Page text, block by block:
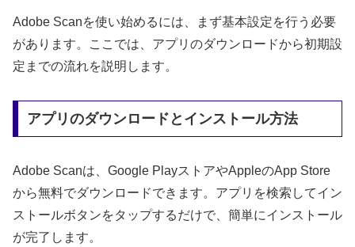
Adobe Scanを使い始めるには、まず基本設定を行う必要
があります。ここでは、アプリのダウンロードから初期設
定までの流れを説明します。
アプリのダウンロードとインストール方法
Adobe Scanは、Google PlayストアやAppleのApp Store
から無料でダウンロードできます。アプリを検索してイン
ストールボタンをタップするだけで、簡単にインストール
が完了します。